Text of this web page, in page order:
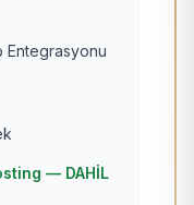
Entegrasyonu
— DAHİL